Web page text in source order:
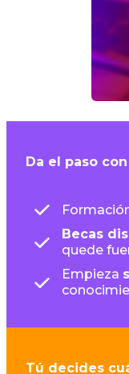
Da el paso
Becas
quede
Empieza
Tú decides